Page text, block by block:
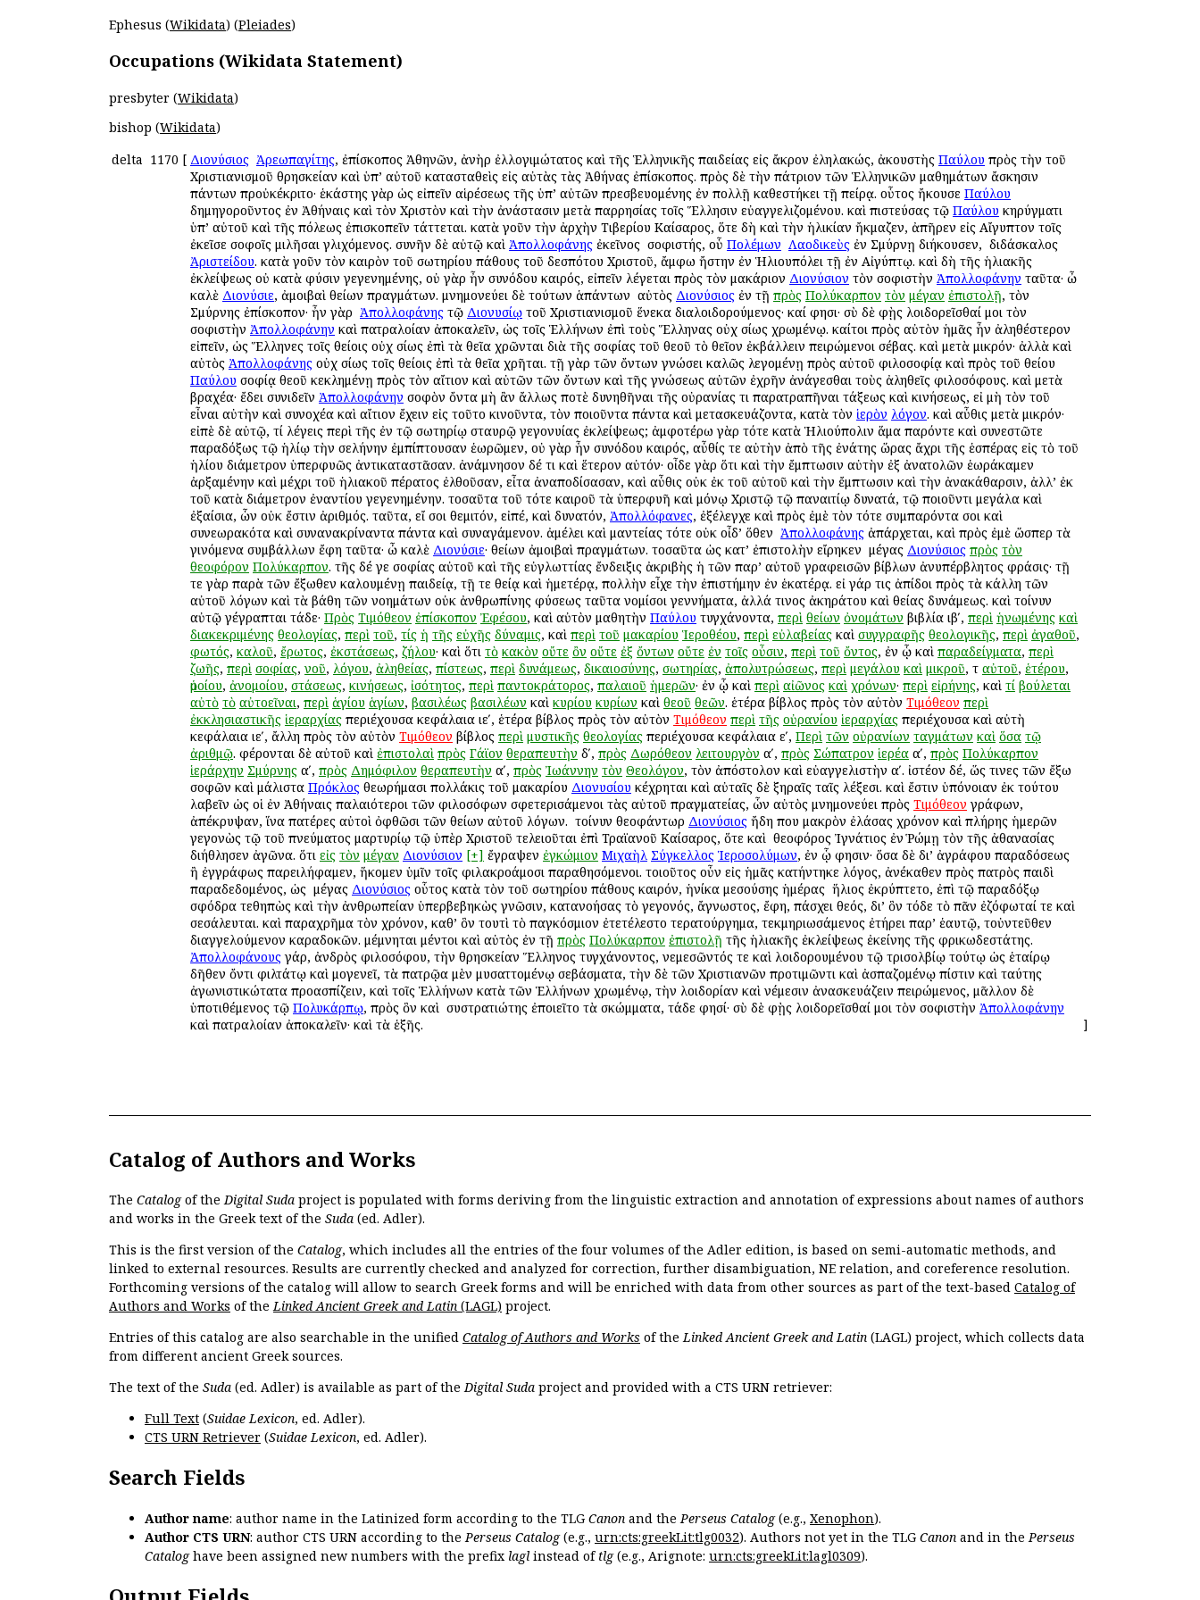
Ephesus (Wikidata) (Pleiades)
Occupations (Wikidata Statement)
presbyter (Wikidata)
bishop (Wikidata)
delta 1170 [ Διονύσιος Ἀρεωπαγίτης, ἐπίσκοπος Ἀθηνῶν, ἀνὴρ ἐλλογιμώτατος καὶ τῆς Ἑλληνικῆς παιδείας εἰς ἄκρον ἐληλακώς, ἀκουστὴς Παύλου πρὸς τὴν τοῦ
Χριστιανισμοῦ θρησκείαν καὶ ὑπ’ αὐτοῦ κατασταθεὶς εἰς αὐτὰς τὰς Ἀθήνας ἐπίσκοπος. πρὸς δὲ τὴν πάτριον τῶν Ἑλληνικῶν μαθημάτων ἄσκησιν
πάντων προὐκέκριτο· ἑκάστης γὰρ ὡς εἰπεῖν αἱρέσεως τῆς ὑπ’ αὐτῶν πρεσβευομένης ἐν πολλῇ καθεστήκει τῇ πείρᾳ. οὗτος ἤκουσε Παύλου
δημηγοροῦντος ἐν Ἀθήναις καὶ τὸν Χριστὸν καὶ τὴν ἀνάστασιν μετὰ παρρησίας τοῖς Ἕλλησιν εὐαγγελιζομένου. καὶ πιστεύσας τῷ Παύλου κηρύγματι
ὑπ’ αὐτοῦ καὶ τῆς πόλεως ἐπισκοπεῖν τάττεται. κατὰ γοῦν τὴν ἀρχὴν Τιβερίου Καίσαρος, ὅτε δὴ καὶ τὴν ἡλικίαν ἤκμαζεν, ἀπῆρεν εἰς Αἴγυπτον τοῖς
ἐκεῖσε σοφοῖς ὁμιλῆσαι γλιχόμενος. συνῆν δὲ αὐτῷ καὶ Ἀπολλοφάνης ἐκεῖνος ὁ σοφιστής, οὗ Πολέμων Λαοδικεὺς ἐν Σμύρνῃ διήκουσεν, ὁ διδάσκαλος
Ἀριστείδου. κατὰ γοῦν τὸν καιρὸν τοῦ σωτηρίου πάθους τοῦ δεσπότου Χριστοῦ, ἄμφω ἤστην ἐν Ἡλιουπόλει τῇ ἐν Αἰγύπτῳ. καὶ δὴ τῆς ἡλιακῆς
ἐκλείψεως οὐ κατὰ φύσιν γεγενημένης, οὐ γὰρ ἦν συνόδου καιρός, εἰπεῖν λέγεται πρὸς τὸν μακάριον Διονύσιον τὸν σοφιστὴν Ἀπολλοφάνην ταῦτα· ὦ
καλὲ Διονύσιε, ἀμοιβαὶ θείων πραγμάτων. μνημονεύει δὲ τούτων ἁπάντων ὁ αὐτὸς Διονύσιος ἐν τῇ πρὸς Πολύκαρπον τὸν μέγαν ἐπιστολῇ, τὸν
Σμύρνης ἐπίσκοπον· ἦν γὰρ ὁ Ἀπολλοφάνης τῷ Διονυσίῳ τοῦ Χριστιανισμοῦ ἕνεκα διαλοιδορούμενος· καί φησι· σὺ δὲ φῂς λοιδορεῖσθαί μοι τὸν
σοφιστὴν Ἀπολλοφάνην καὶ πατραλοίαν ἀποκαλεῖν, ὡς τοῖς Ἑλλήνων ἐπὶ τοὺς Ἕλληνας οὐχ ὁσίως χρωμένῳ. καίτοι πρὸς αὐτὸν ἡμᾶς ἦν ἀληθέστερον
εἰπεῖν, ὡς Ἕλληνες τοῖς θείοις οὐχ ὁσίως ἐπὶ τὰ θεῖα χρῶνται διὰ τῆς σοφίας τοῦ θεοῦ τὸ θεῖον ἐκβάλλειν πειρώμενοι σέβας. καὶ μετὰ μικρόν· ἀλλὰ καὶ
αὐτὸς Ἀπολλοφάνης οὐχ ὁσίως τοῖς θείοις ἐπὶ τὰ θεῖα χρῆται. τῇ γὰρ τῶν ὄντων γνώσει καλῶς λεγομένῃ πρὸς αὐτοῦ φιλοσοφίᾳ καὶ πρὸς τοῦ θείου
Παύλου σοφίᾳ θεοῦ κεκλημένῃ πρὸς τὸν αἴτιον καὶ αὐτῶν τῶν ὄντων καὶ τῆς γνώσεως αὐτῶν ἐχρῆν ἀνάγεσθαι τοὺς ἀληθεῖς φιλοσόφους. καὶ μετὰ
βραχέα· ἔδει συνιδεῖν Ἀπολλοφάνην σοφὸν ὄντα μὴ ἂν ἄλλως ποτὲ δυνηθῆναι τῆς οὐρανίας τι παρατραπῆναι τάξεως καὶ κινήσεως, εἰ μὴ τὸν τοῦ
εἶναι αὐτὴν καὶ συνοχέα καὶ αἴτιον ἔχειν εἰς τοῦτο κινοῦντα, τὸν ποιοῦντα πάντα καὶ μετασκευάζοντα, κατὰ τὸν ἱερὸν λόγον. καὶ αὖθις μετὰ μικρόν·
εἰπὲ δὲ αὐτῷ, τί λέγεις περὶ τῆς ἐν τῷ σωτηρίῳ σταυρῷ γεγονυίας ἐκλείψεως; ἀμφοτέρω γὰρ τότε κατὰ Ἡλιούπολιν ἅμα παρόντε καὶ συνεστῶτε
παραδόξως τῷ ἡλίῳ τὴν σελήνην ἐμπίπτουσαν ἑωρῶμεν, οὐ γὰρ ἦν συνόδου καιρός, αὖθίς τε αὐτὴν ἀπὸ τῆς ἐνάτης ὥρας ἄχρι τῆς ἑσπέρας εἰς τὸ τοῦ
ἡλίου διάμετρον ὑπερφυῶς ἀντικαταστᾶσαν. ἀνάμνησον δέ τι καὶ ἕτερον αὐτόν· οἶδε γὰρ ὅτι καὶ τὴν ἔμπτωσιν αὐτὴν ἐξ ἀνατολῶν ἑωράκαμεν
ἀρξαμένην καὶ μέχρι τοῦ ἡλιακοῦ πέρατος ἐλθοῦσαν, εἶτα ἀναποδίσασαν, καὶ αὖθις οὐκ ἐκ τοῦ αὐτοῦ καὶ τὴν ἔμπτωσιν καὶ τὴν ἀνακάθαρσιν, ἀλλ’ ἐκ
τοῦ κατὰ διάμετρον ἐναντίου γεγενημένην. τοσαῦτα τοῦ τότε καιροῦ τὰ ὑπερφυῆ καὶ μόνῳ Χριστῷ τῷ παναιτίῳ δυνατά, τῷ ποιοῦντι μεγάλα καὶ
ἐξαίσια, ὧν οὐκ ἔστιν ἀριθμός. ταῦτα, εἴ σοι θεμιτόν, εἰπέ, καὶ δυνατόν, Ἀπολλόφανες, ἐξέλεγχε καὶ πρὸς ἐμὲ τὸν τότε συμπαρόντα σοι καὶ
συνεωρακότα καὶ συνανακρίναντα πάντα καὶ συναγάμενον. ἀμέλει καὶ μαντείας τότε οὐκ οἶδ’ ὅθεν ὁ Ἀπολλοφάνης ἀπάρχεται, καὶ πρὸς ἐμὲ ὥσπερ τὰ
γινόμενα συμβάλλων ἔφη ταῦτα· ὦ καλὲ Διονύσιε· θείων ἀμοιβαὶ πραγμάτων. τοσαῦτα ὡς κατ’ ἐπιστολὴν εἴρηκεν ὁ μέγας Διονύσιος πρὸς τὸν
θεοφόρον Πολύκαρπον. τῆς δέ γε σοφίας αὐτοῦ καὶ τῆς εὐγλωττίας ἔνδειξις ἀκριβὴς ἡ τῶν παρ’ αὐτοῦ γραφεισῶν βίβλων ἀνυπέρβλητος φράσις· τῇ
τε γὰρ παρὰ τῶν ἔξωθεν καλουμένῃ παιδείᾳ, τῇ τε θείᾳ καὶ ἡμετέρᾳ, πολλὴν εἶχε τὴν ἐπιστήμην ἐν ἑκατέρᾳ. εἰ γάρ τις ἀπίδοι πρὸς τὰ κάλλη τῶν
αὐτοῦ λόγων καὶ τὰ βάθη τῶν νοημάτων οὐκ ἀνθρωπίνης φύσεως ταῦτα νομίσοι γεννήματα, ἀλλά τινος ἀκηράτου καὶ θείας δυνάμεως. καὶ τοίνυν
αὐτῷ γέγραπται τάδε· Πρὸς Τιμόθεον ἐπίσκοπον Ἐφέσου, καὶ αὐτὸν μαθητὴν Παύλου τυγχάνοντα, περὶ θείων ὀνομάτων βιβλία ιβʹ, περὶ ἡνωμένης καὶ
διακεκριμένης θεολογίας, περὶ τοῦ, τίς ἡ τῆς εὐχῆς δύναμις, καὶ περὶ τοῦ μακαρίου Ἱεροθέου, περὶ εὐλαβείας καὶ συγγραφῆς θεολογικῆς, περὶ ἀγαθοῦ,
φωτός, καλοῦ, ἔρωτος, ἐκστάσεως, ζήλου· καὶ ὅτι τὸ κακὸν οὔτε ὂν οὔτε ἐξ ὄντων οὔτε ἐν τοῖς οὖσιν, περὶ τοῦ ὄντος, ἐν ᾧ καὶ παραδείγματα, περὶ
ζωῆς, περὶ σοφίας,νοῦ, λόγου, ἀληθείας, πίστεως, περὶ δυνάμεως, δικαιοσύνης, σωτηρίας, ἀπολυτρώσεως, περὶ μεγάλου καὶ μικροῦ, τ αὐτοῦ, ἑτέρου,
ὁμοίου, ἀνομοίου, στάσεως, κινήσεως, ἰσότητος, περὶ παντοκράτορος, παλαιοῦ ἡμερῶν· ἐν ᾧ καὶ περὶ αἰῶνος καὶ χρόνων· περὶ εἰρήνης, καὶ τί βούλεται
αὐτὸ τὸ αὐτοεῖναι, περὶ ἁγίου ἁγίων, βασιλέως βασιλέων καὶ κυρίου κυρίων καὶ θεοῦ θεῶν. ἑτέρα βίβλος πρὸς τὸν αὐτὸν Τιμόθεον περὶ
ἐκκλησιαστικῆς ἱεραρχίας περιέχουσα κεφάλαια ιεʹ, ἑτέρα βίβλος πρὸς τὸν αὐτὸν Τιμόθεον περὶ τῆς οὐρανίου ἱεραρχίας περιέχουσα καὶ αὐτὴ
κεφάλαια ιεʹ, ἄλλη πρὸς τὸν αὐτὸν Τιμόθεον βίβλος περὶ μυστικῆς θεολογίας περιέχουσα κεφάλαια εʹ, Περὶ τῶν οὐρανίων ταγμάτων καὶ ὅσα τῷ
ἀριθμῷ. φέρονται δὲ αὐτοῦ καὶ ἐπιστολαὶ πρὸς Γάϊον θεραπευτὴν δʹ, πρὸς Δωρόθεον λειτουργὸν αʹ, πρὸς Σώπατρον ἱερέα αʹ, πρὸς Πολύκαρπον
ἱεράρχην Σμύρνης αʹ, πρὸς Δημόφιλον θεραπευτὴν αʹ, πρὸς Ἰωάννην τὸν Θεολόγον, τὸν ἀπόστολον καὶ εὐαγγελιστὴν αʹ. ἰστέον δέ, ὥς τινες τῶν ἔξω
σοφῶν καὶ μάλιστα Πρόκλος θεωρήμασι πολλάκις τοῦ μακαρίου Διονυσίου κέχρηται καὶ αὐταῖς δὲ ξηραῖς ταῖς λέξεσι. καὶ ἔστιν ὑπόνοιαν ἐκ τούτου
λαβεῖν ὡς οἱ ἐν Ἀθήναις παλαιότεροι τῶν φιλοσόφων σφετερισάμενοι τὰς αὐτοῦ πραγματείας, ὧν αὐτὸς μνημονεύει πρὸς Τιμόθεον γράφων,
ἀπέκρυψαν, ἵνα πατέρες αὐτοὶ ὀφθῶσι τῶν θείων αὐτοῦ λόγων. ὁ τοίνυν θεοφάντωρ Διονύσιος ἤδη που μακρὸν ἐλάσας χρόνον καὶ πλήρης ἡμερῶν
γεγονὼς τῷ τοῦ πνεύματος μαρτυρίῳ τῷ ὑπὲρ Χριστοῦ τελειοῦται ἐπὶ Τραϊανοῦ Καίσαρος, ὅτε καὶ ὁ θεοφόρος Ἰγνάτιος ἐν Ῥώμῃ τὸν τῆς ἀθανασίας
διήθλησεν ἀγῶνα. ὅτι εἰς τὸν μέγαν Διονύσιον [+] ἔγραψεν ἐγκώμιον Μιχαὴλ Σύγκελλος Ἱεροσολύμων, ἐν ᾧ φησιν· ὅσα δὲ δι’ ἀγράφου παραδόσεως
ἢ ἐγγράφως παρειλήφαμεν, ἥκομεν ὑμῖν τοῖς φιλακροάμοσι παραθησόμενοι. τοιοῦτος οὖν εἰς ἡμᾶς κατήντηκε λόγος, ἀνέκαθεν πρὸς πατρὸς παιδὶ
παραδεδομένος, ὡς ὁ μέγας Διονύσιος οὗτος κατὰ τὸν τοῦ σωτηρίου πάθους καιρόν, ἡνίκα μεσούσης ἡμέρας ὁ ἥλιος ἐκρύπτετο, ἐπὶ τῷ παραδόξῳ
σφόδρα τεθηπὼς καὶ τὴν ἀνθρωπείαν ὑπερβεβηκὼς γνῶσιν, κατανοήσας τὸ γεγονός, ἄγνωστος, ἔφη, πάσχει θεός, δι’ ὃν τόδε τὸ πᾶν ἐζόφωταί τε καὶ
σεσάλευται. καὶ παραχρῆμα τὸν χρόνον, καθ’ ὃν τουτὶ τὸ παγκόσμιον ἐτετέλεστο τερατούργημα, τεκμηριωσάμενος ἐτήρει παρ’ ἑαυτῷ, τοὐντεῦθεν
διαγγελούμενον καραδοκῶν. μέμνηται μέντοι καὶ αὐτὸς ἐν τῇ πρὸς Πολύκαρπον ἐπιστολῇ τῆς ἡλιακῆς ἐκλείψεως ἐκείνης τῆς φρικωδεστάτης.
Ἀπολλοφάνουςγάρ, ἀνδρὸς φιλοσόφου, τὴν θρησκείαν Ἕλληνος τυγχάνοντος, νεμεσῶντός τε καὶ λοιδορουμένου τῷ τρισολβίῳ τούτῳ ὡς ἑταίρῳ
δῆθεν ὄντι φιλτάτῳ καὶ ὁμογενεῖ, τὰ πατρῷα μὲν μυσαττομένῳ σεβάσματα, τὴν δὲ τῶν Χριστιανῶν προτιμῶντι καὶ ἀσπαζομένῳ πίστιν καὶ ταύτης
ἀγωνιστικώτατα προασπίζειν, καὶ τοῖς Ἑλλήνων κατὰ τῶν Ἑλλήνων χρωμένῳ, τὴν λοιδορίαν καὶ νέμεσιν ἀνασκευάζειν πειρώμενος, μᾶλλον δὲ
ὑποτιθέμενος τῷ Πολυκάρπῳ, πρὸς ὃν καὶ ὁ συστρατιώτης ἐποιεῖτο τὰ σκώμματα, τάδε φησί· σὺ δὲ φῂς λοιδορεῖσθαί μοι τὸν σοφιστὴν Ἀπολλοφάνην
καὶ πατραλοίαν ἀποκαλεῖν· καὶ τὰ ἑξῆς.
]
Catalog of Authors and Works
The Catalogof theDigital Suda project is populated with forms deriving from the linguistic extraction and annotation of expressions about names of authors
and works in the Greek text of the Suda (ed. Adler).
This is the first version of the Catalog, which includes all the entries of the four volumes of the Adler edition, is based on semi-automatic methods, and
linked to external resources. Results are currently checked and analyzed for correction, further disambiguation, NE relation, and coreference resolution.
Forthcoming versions of the catalog will allow to search Greek forms and will be enriched with data from other sources as part of the text-based Catalog of
Authors and Works of theLinked Ancient Greek and Latin (LAGL) project.
Entries of this catalog are also searchable in the unified Catalog of Authors and Works of theLinked Ancient Greek and Latin (LAGL) project, which collects data
from different ancient Greek sources.
The text of the Suda (ed. Adler) is available as part of theDigital Suda project and provided with a CTS URN retriever:
Full Text (Suidae Lexicon, ed. Adler).
CTS URN Retriever (Suidae Lexicon, ed. Adler).
Search Fields
Author name: author name in the Latinized form according to the TLG Canon and the Perseus Catalog(e.g., Xenophon).
Author CTS URN: author CTS URN according to the Perseus Catalog(e.g., urn:cts:greekLit:tlg0032). Authors not yet in the TLG Canon and in the Perseus
Cataloghave been assigned new numbers with the prefix lagl instead of tlg(e.g., Arignote: urn:cts:greekLit:lagl0309).